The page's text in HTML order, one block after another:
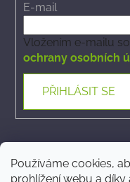
Používáme cookies,
prohlížení webu a
E-mail
Vložením e-mailu
ochrany osobních
PŘIHLÁSIT SE
Kontakt